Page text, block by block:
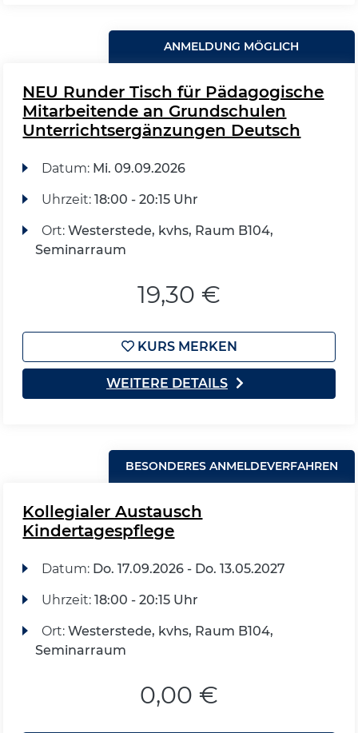
ANMELDUNG MÖGLICH
NEU Runder Tisch für Pädagogische
Mitarbeitende an Grundschulen
Unterrichtsergänzungen Deutsch
Datum: Mi. 09.09.2026
Uhrzeit: 18:00 - 20:15 Uhr
Ort: Westerstede, kvhs, Raum B104,
Seminarraum
19,30 €
KURS MERKEN
WEITERE DETAILS
BESONDERES ANMELDEVERFAHREN
Kollegialer Austausch
Kindertagespflege
Datum: Do. 17.09.2026 - Do. 13.05.2027
Uhrzeit: 18:00 - 20:15 Uhr
Ort: Westerstede, kvhs, Raum B104,
Seminarraum
0,00 €